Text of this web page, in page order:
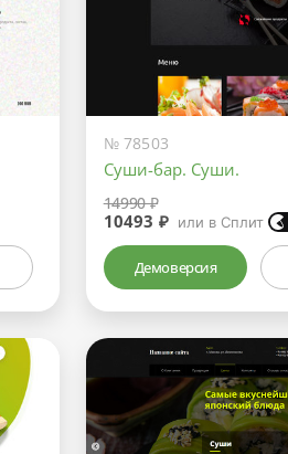
№ 78503
Суши-бар. Суши.
14990 ₽
10493 ₽ или в Сплит
Демоверсия